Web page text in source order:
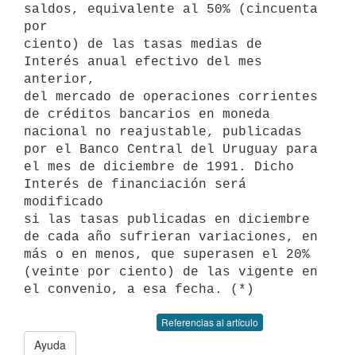
saldos, equivalente al 50% (cincuenta
por
ciento) de las tasas medias de
Interés anual efectivo del mes
anterior,
del mercado de operaciones corrientes
de créditos bancarios en moneda
nacional no reajustable, publicadas
por el Banco Central del Uruguay para
el mes de diciembre de 1991. Dicho
Interés de financiación será
modificado
si las tasas publicadas en diciembre
de cada año sufrieran variaciones, en
más o en menos, que superasen el 20%
(veinte por ciento) de las vigente en
Referencias al artículo
Ayuda